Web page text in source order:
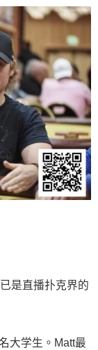
是直播扑克界的
大学生。Matt最